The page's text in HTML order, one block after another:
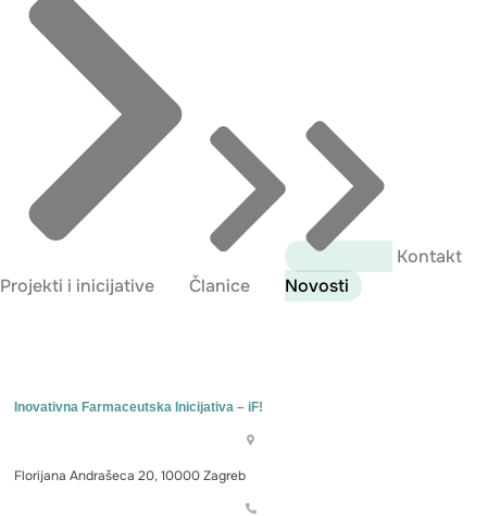
Projekti i inicijative Članice Novosti
Kontakt
Inovativna Farmaceutska Inicijativa – iF!
Florijana Andrašeca 20, 10000 Zagreb